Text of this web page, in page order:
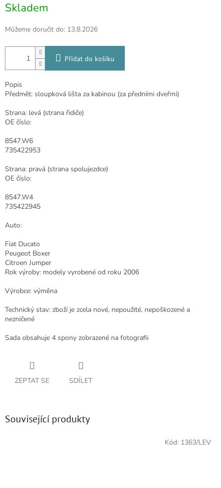
cena:
Skladem
Můžeme doručit do: 13.8.2026
Přidat do košíku
Popis
Předmět: sloupková lišta za kabinou (za předními dveřmi)
Strana: levá (strana řidiče)
OE číslo:
8547.W6
735422953
Strana: pravá (strana spolujezdce)
OE číslo:
8547.W4
735422945
Auto:
Fiat Ducato
Peugeot Boxer
Citroen Jumper
Rok výroby: modely vyrobené od roku 2006
Výrobce: výměna
Technický stav: zboží je zcela nové, nepoužité, nepoškozené a
nezničené
Sada obsahuje 4 spony zobrazené na fotografii
ZEPTAT SE SDÍLET
Související produkty
Kód: 1363/LEV